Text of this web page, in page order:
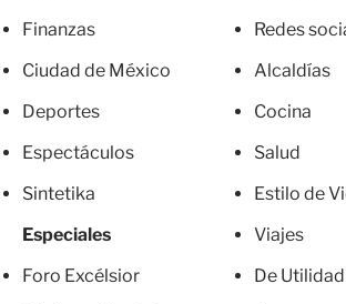
Finanzas
Ciudad de México
Deportes
Espectáculos
Sintetika
Especiales
Foro Excélsior
Redes
Alcaldías
Cocina
Salud
Estilo de
Viajes
De Utilidad